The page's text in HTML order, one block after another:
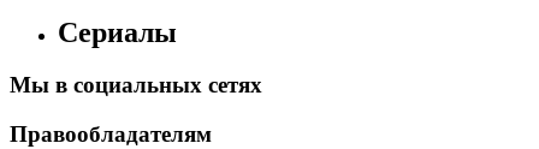
Сериалы
Мы в социальных сетях
Правообладателям